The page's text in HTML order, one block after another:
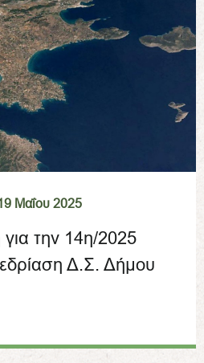
Μαΐου 2025
την 14η/2025
Δ.Σ. Δήμου